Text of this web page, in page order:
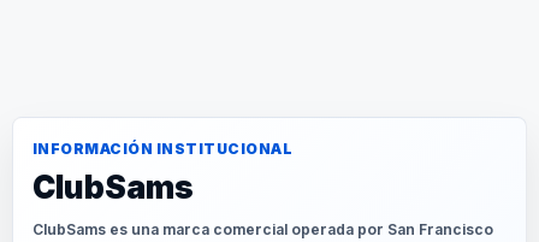
INFORMACIÓN INSTITUCIONAL
ClubSams
ClubSams es una marca comercial operada por San Francisco